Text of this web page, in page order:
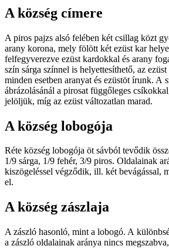
A község címere
A piros pajzs alsó felében két csillag közt
arany korona, mely fölött két ezüst kar
felfegyverezve ezüst kardokkal és arany
szín sárga színnel is helyettesíthető, az
minden esetben aranyat és ezüstöt írunk. A
ábrázolásánál a pirosat függőleges
jelöljük, míg az ezüst változatlan marad.
A község lobogója
Réte község lobogója öt sávból tevődik
1/9 sárga, 1/9 fehér, 3/9 piros. Oldalainak
kiszögeléssel végződik, ill. két bevágással,
el.
A község zászlaja
A zászló hasonló, mint a lobogó. A
a zászló oldalainak aránya nincs